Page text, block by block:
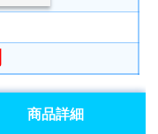
商品詳細